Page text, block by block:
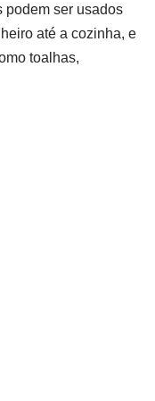
podem ser usados
até a cozinha, e
toalhas,